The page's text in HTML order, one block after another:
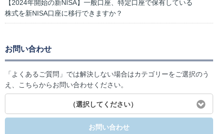
【2024年開始の新NISA】一般口座、特定口座で保有している
株式を新NISA口座に移行できますか？
お問い合わせ
「よくあるご質問」では解決しない場合はカテゴリーをご選択のう
え、こちらからお問い合わせください。
（選択してください）
お問い合わせ